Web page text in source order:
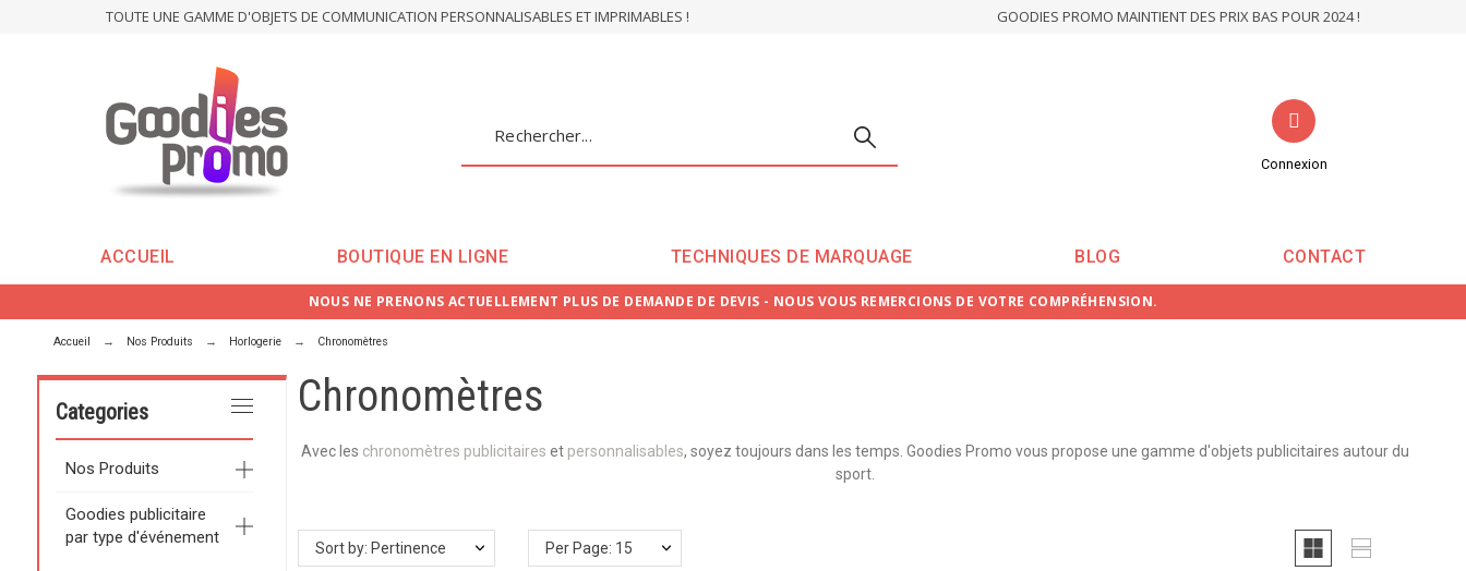
TOUTE UNE GAMME D'OBJETS DE COMMUNICATION PERSONNALISABLES ET IMPRIMABLES ! GOODIES PROMO MAINTIENT DES PRIX BAS POUR 2024 !
Connexion
ACCUEIL BOUTIQUE EN LIGNE TECHNIQUES DE MARQUAGE BLOG CONTACT
NOUS NE PRENONS ACTUELLEMENT PLUS DE DEMANDE DE DEVIS - NOUS VOUS REMERCIONS DE VOTRE COMPRÉHENSION.
Accueil Nos Produits Horlogerie Chronomètres
Categories
Nos Produits
Goodies publicitaire
par type d'événement
Chronomètres
Avec les chronomètres publicitaires et personnalisables, soyez toujours dans les temps. Goodies Promo vous propose une gamme d'objets publicitaires autour du
sport.
Sort by: Pertinence Per Page: 15